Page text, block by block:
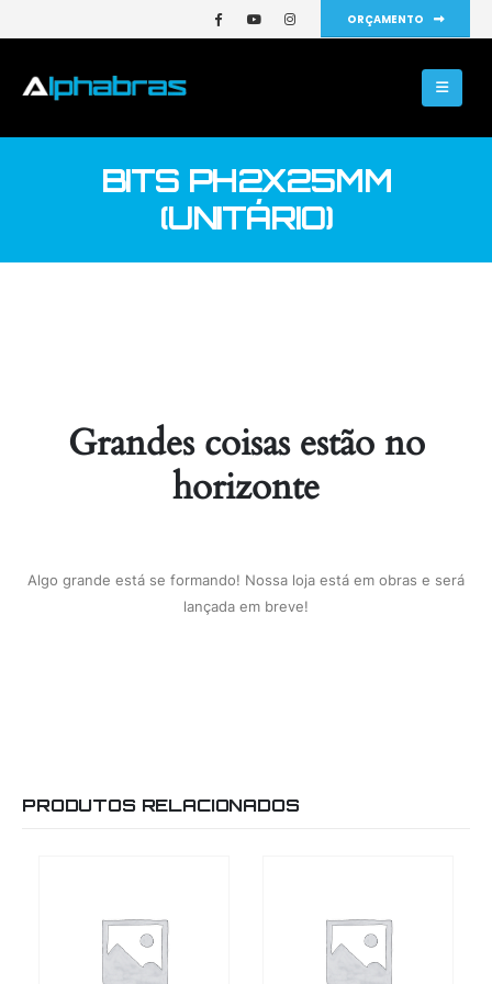
ORÇAMENTO
BITS PH2X25MM
(UNITÁRIO)
Grandes coisas estão no
horizonte
Algo grande está se formando! Nossa loja está em obras e será
lançada em breve!
PRODUTOS RELACIONADOS